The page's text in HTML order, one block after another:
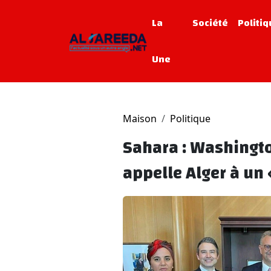
La
Une
Société
Maison Politique
Sahara :
appelle Alger à